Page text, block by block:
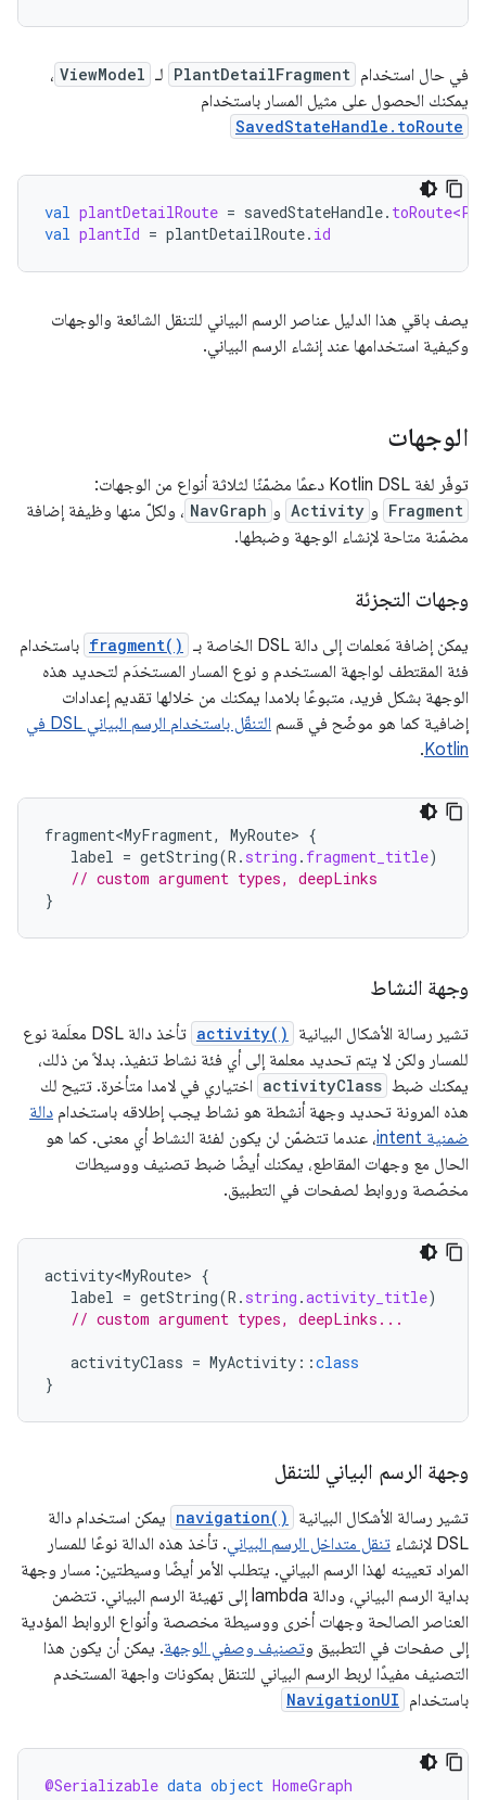
في حال استخدام PlantDetailFragment لـ ViewModel ،
يمكنك الحصول على مثيل المسار باستخدام
SavedStateHandle.toRoute
val plantDetailRoute = savedStateHandle.
val plantId = plantDetailRoute. id
يصف باقي هذا الدليل عناصر الرسم البياني للتنقل الشائعة والوجهات
وكيفية استخدامها عند إنشاء الرسم البياني.
الوجهات
توفّر لغة Kotlin DSL دعمًا مضمّنًا لثلاثة أنواع من الوجهات:
Fragment و Activity و NavGraph ، ولكلّ منها وظيفة إضافة
مضمّنة متاحة لإنشاء الوجهة وضبطها.
وجهات التجزئة
يمكن إضافة مَعلمات إلى دالة DSL الخاصة بـ fragment() باستخدام
فئة المقتطف لواجهة المستخدم و نوع المسار المستخدَم لتحديد هذه
الوجهة بشكل فريد، متبوعًا بلامدا يمكنك من خلالها تقديم إعدادات
إضافية كما هو موضّح في قسم
التنقّل باستخدام الرسم البياني DSL في
Kotlin
.
fragment<MyFragment, MyRoute> {
label = getString(R . string . fragment_title)
// custom argument types, deepLinks
}
وجهة النشاط
تشير رسالة الأشكال البيانية activity()
تأخذ دالة DSL معلَمة نوع
للمسار ولكن لا يتم تحديد معلمة إلى أي فئة نشاط تنفيذ. بدلاً من ذلك،
يمكنك ضبط activityClass اختياري في لامدا متأخرة. تتيح لك
هذه المرونة تحديد وجهة أنشطة هو نشاط يجب إطلاقه باستخدام دالة
ضمنية intent
، عندما تتضمّن لن يكون لفئة النشاط أي معنى. كما هو
الحال مع وجهات المقاطع، يمكنك أيضًا ضبط تصنيف ووسيطات
مخصّصة وروابط لصفحات في التطبيق.
activity<MyRoute> {
label = getString(R . string .activity_title)
// custom argument types, deepLinks...
activityClass = MyActivity ::class
}
وجهة الرسم البياني للتنقل
تشير رسالة الأشكال البيانية navigation() يمكن استخدام دالة
DSL لإنشاء
تنقل متداخل الرسم البياني. تأخذ هذه الدالة نوعًا للمسار
المراد تعيينه لهذا الرسم البياني. يتطلب الأمر أيضًا وسيطتين: مسار وجهة
بداية الرسم البياني، ودالة lambda إلى تهيئة الرسم البياني. تتضمن
العناصر الصالحة وجهات أخرى ووسيطة مخصصة وأنواع الروابط المؤدية
إلى صفحات في التطبيق وتصنيف وصفي الوجهة. يمكن أن يكون هذا
التصنيف مفيدًا لربط الرسم البياني للتنقل بمكونات واجهة المستخدم
باستخدام NavigationUI
@Serializable data object HomeGraph